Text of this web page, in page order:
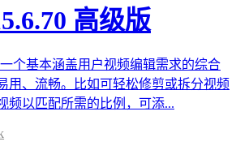
高级版
个基本涵盖用户视频编辑需求的综合
用、流畅。比如可轻松修剪或拆分视频
频以匹配所需的比例，可添...